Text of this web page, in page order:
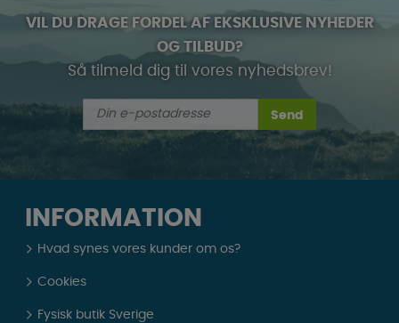
VIL DU DRAGE FORDEL AF EKSKLUSIVE NYHEDER
OG TILBUD?
Så tilmeld dig til vores nyhedsbrev!
Send
INFORMATION
Hvad synes vores kunder om os?
Cookies
Fysisk butik Sverige